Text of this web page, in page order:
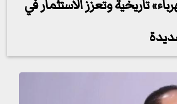
تاريخية وتعزز الاستثمار في